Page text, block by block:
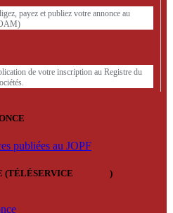
payez et publiez votre annonce au
de votre inscription au Registre du
publiées au JOPF
(TÉLÉSERVICE )